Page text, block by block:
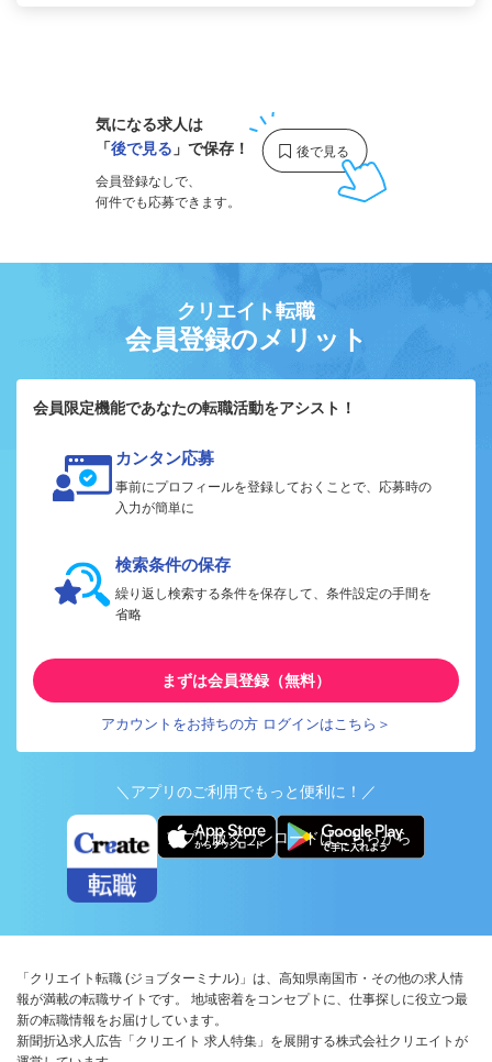
気になる求人は
「後で見る 」で保存！
会員登録なしで、
何件でも応募できます。
クリエイト転職
会員登録のメリット
会員限定機能であなたの転職活動をアシスト！
カンタン応募
事前にプロフィールを登録しておくことで、応募時の
入力が簡単に
検索条件の保存
繰り返し検索する条件を保存して、条件設定の手間を
省略
まずは会員登録（無料）
アカウントをお持ちの方 ログインはこちら＞
＼アプリのご利用でもっと便利に！／
アプリ版ダウンロードはこちらから
「クリエイト転職 (ジョブターミナル)」は、高知県南国市・その他の求人情
報が満載の転職サイトです。 地域密着をコンセプトに、仕事探しに役立つ最
新の転職情報をお届けしています。
新聞折込求人広告「クリエイト 求人特集」を展開する株式会社クリエイトが